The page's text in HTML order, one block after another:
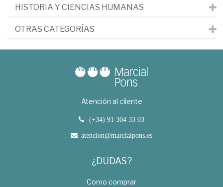
HISTORIA Y CIENCIAS HUMANAS
OTRAS CATEGORÍAS
Atención al cliente
(+34) 91 304 33 03
atencion@marcialpons.es
¿DUDAS?
Como comprar